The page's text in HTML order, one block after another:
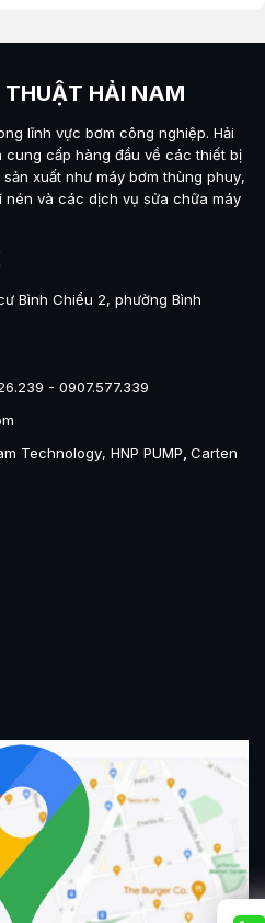
HẢI NAM
lĩnh vực bơm công nghiệp. Hải
cung cấp hàng đầu về các thiết bị
xuất như máy bơm thùng phuy,
nén và các dịch vụ sửa chữa máy
Bình Chiểu 2, phường Bình
- 0907.577.339
Technology, HNP PUMP Carten